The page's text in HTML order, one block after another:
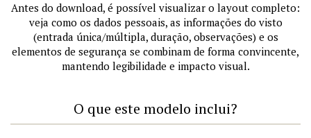
Antes do download, é possível visualizar o layout completo:
veja como os dados pessoais, as informações do visto
(entrada única/múltipla, duração, observações) e os
elementos de segurança se combinam de forma convincente,
mantendo legibilidade e impacto visual.
O que este modelo inclui?